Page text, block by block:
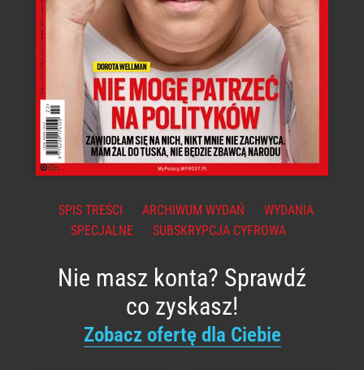
SPIS TREŚCI ARCHIWUM WYDAŃ
WYDANIA
SPECJALNE
SUBSKRYPCJA CYFROWA
Nie masz konta? Sprawdź
co zyskasz!
Zobacz ofertę dla Ciebie